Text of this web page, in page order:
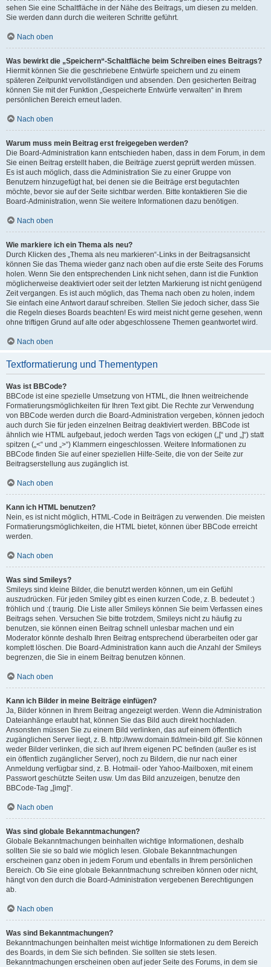
sehen Sie eine Schaltfläche in der Nähe des Beitrags, um diesen zu melden.
Sie werden dann durch die weiteren Schritte geführt.
Nach oben
Was bewirkt die „Speichern“-Schaltfläche beim Schreiben eines Beitrags?
Hiermit können Sie die geschriebene Entwürfe speichern und zu einem
späteren Zeitpunkt vervollständigen und absenden. Den gesicherten Beitrag
können Sie mit der Funktion „Gespeicherte Entwürfe verwalten“ in Ihrem
persönlichen Bereich erneut laden.
Nach oben
Warum muss mein Beitrag erst freigegeben werden?
Die Board-Administration kann entschieden haben, dass in dem Forum, in dem
Sie einen Beitrag erstellt haben, die Beiträge zuerst geprüft werden müssen.
Es ist auch möglich, dass die Administration Sie zu einer Gruppe von
Benutzern hinzugefügt hat, bei denen sie die Beiträge erst begutachten
möchte, bevor sie auf der Seite sichtbar werden. Bitte kontaktieren Sie die
Board-Administration, wenn Sie weitere Informationen dazu benötigen.
Nach oben
Wie markiere ich ein Thema als neu?
Durch Klicken des „Thema als neu markieren“-Links in der Beitragsansicht
können Sie das Thema wieder ganz nach oben auf die erste Seite des Forums
holen. Wenn Sie den entsprechenden Link nicht sehen, dann ist die Funktion
möglicherweise deaktiviert oder seit der letzten Markierung ist nicht genügend
Zeit vergangen. Es ist auch möglich, das Thema nach oben zu holen, indem
Sie einfach eine Antwort darauf schreiben. Stellen Sie jedoch sicher, dass Sie
die Regeln dieses Boards beachten! Es wird meist nicht gerne gesehen, wenn
ohne triftigen Grund auf alte oder abgeschlossene Themen geantwortet wird.
Nach oben
Textformatierung und Thementypen
Was ist BBCode?
BBCode ist eine spezielle Umsetzung von HTML, die Ihnen weitreichende
Formatierungsmöglichkeiten für Ihren Text gibt. Die Rechte zur Verwendung
von BBCode werden durch die Board-Administration vergeben, können jedoch
auch durch Sie für jeden einzelnen Beitrag deaktiviert werden. BBCode ist
ähnlich wie HTML aufgebaut, jedoch werden Tags von eckigen („[“ und „]“) statt
spitzen („<“ und „>“) Klammern eingeschlossen. Weitere Informationen zu
BBCode finden Sie auf einer speziellen Hilfe-Seite, die von der Seite zur
Beitragserstellung aus zugänglich ist.
Nach oben
Kann ich HTML benutzen?
Nein, es ist nicht möglich, HTML-Code in Beiträgen zu verwenden. Die meisten
Formatierungsmöglichkeiten, die HTML bietet, können über BBCode erreicht
werden.
Nach oben
Was sind Smileys?
Smileys sind kleine Bilder, die benutzt werden können, um ein Gefühl
auszudrücken. Für jeden Smiley gibt es einen kurzen Code, z. B. bedeutet :)
fröhlich und :( traurig. Die Liste aller Smileys können Sie beim Verfassen eines
Beitrags sehen. Versuchen Sie bitte trotzdem, Smileys nicht zu häufig zu
benutzen, sie können einen Beitrag schnell unlesbar machen und ein
Moderator könnte deshalb Ihren Beitrag entsprechend überarbeiten oder gar
komplett löschen. Die Board-Administration kann auch die Anzahl der Smileys
begrenzen, die Sie in einem Beitrag benutzen können.
Nach oben
Kann ich Bilder in meine Beiträge einfügen?
Ja, Bilder können in Ihrem Beitrag angezeigt werden. Wenn die Administration
Dateianhänge erlaubt hat, können Sie das Bild auch direkt hochladen.
Ansonsten müssen Sie zu einem Bild verlinken, das auf einem öffentlich
zugänglichen Server liegt, z. B. http://www.domain.tld/mein-bild.gif. Sie können
weder Bilder verlinken, die sich auf Ihrem eigenen PC befinden (außer es ist
ein öffentlich zugänglicher Server), noch zu Bildern, die nur nach einer
Anmeldung verfügbar sind, z. B. Hotmail- oder Yahoo-Mailboxen, mit einem
Passwort geschützte Seiten usw. Um das Bild anzuzeigen, benutze den
BBCode-Tag „[img]“.
Nach oben
Was sind globale Bekanntmachungen?
Globale Bekanntmachungen beinhalten wichtige Informationen, deshalb
sollten Sie sie so bald wie möglich lesen. Globale Bekanntmachungen
erscheinen ganz oben in jedem Forum und ebenfalls in Ihrem persönlichen
Bereich. Ob Sie eine globale Bekanntmachung schreiben können oder nicht,
hängt von den durch die Board-Administration vergebenen Berechtigungen
ab.
Nach oben
Was sind Bekanntmachungen?
Bekanntmachungen beinhalten meist wichtige Informationen zu dem Bereich
des Boards, in dem Sie sich befinden. Sie sollten sie stets lesen.
Bekanntmachungen erscheinen oben auf jeder Seite des Forums, in dem sie